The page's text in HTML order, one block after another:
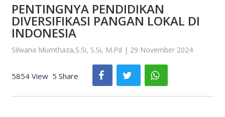
PENTINGNYA PENDIDIKAN
DIVERSIFIKASI PANGAN LOKAL DI
INDONESIA
Silwana Mumthaza,S.Si, S.Si, M.Pd | 29 November 2024
5854 View 5 Share